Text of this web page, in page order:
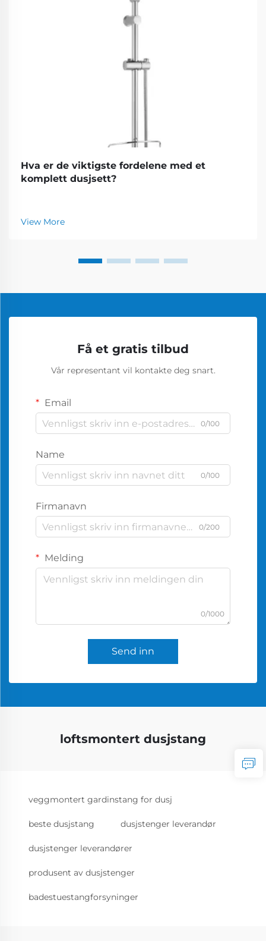
Hva er de viktigste fordelene med et
komplett dusjsett?
View More
Få et gratis tilbud
Vår representant vil kontakte deg snart.
Email
0/100
Name
0/100
Firmanavn
0/200
Melding
0/1000
Send inn
loftsmontert dusjstang
veggmontert gardinstang for dusj
beste dusjstang dusjstenger leverandør
dusjstenger leverandører
produsent av dusjstenger
badestuestangforsyninger